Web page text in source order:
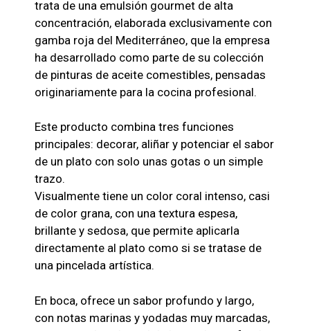
trata de una emulsión gourmet de alta
concentración, elaborada exclusivamente con
gamba roja del Mediterráneo, que la empresa
ha desarrollado como parte de su colección
de pinturas de aceite comestibles, pensadas
originariamente para la cocina profesional.
Este producto combina tres funciones
principales: decorar, aliñar y potenciar el sabor
de un plato con solo unas gotas o un simple
trazo.
Visualmente tiene un color coral intenso, casi
de color grana, con una textura espesa,
brillante y sedosa, que permite aplicarla
directamente al plato como si se tratase de
una pincelada artística.
En boca, ofrece un sabor profundo y largo,
con notas marinas y yodadas muy marcadas,